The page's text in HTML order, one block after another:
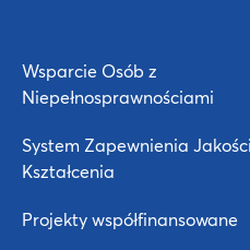
Wsparcie Osób z
Niepełnosprawnościami
System Zapewnienia Jakości
Kształcenia
Projekty współfinansowane